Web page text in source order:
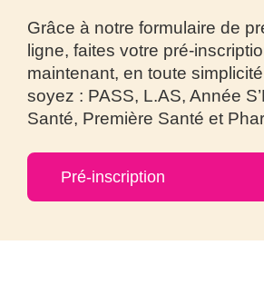
Grâce à notre formulaire de
ligne, faites votre pré-
maintenant, en toute
soyez : PASS, L.AS, Année
Santé, Première Santé et
Pré-inscription